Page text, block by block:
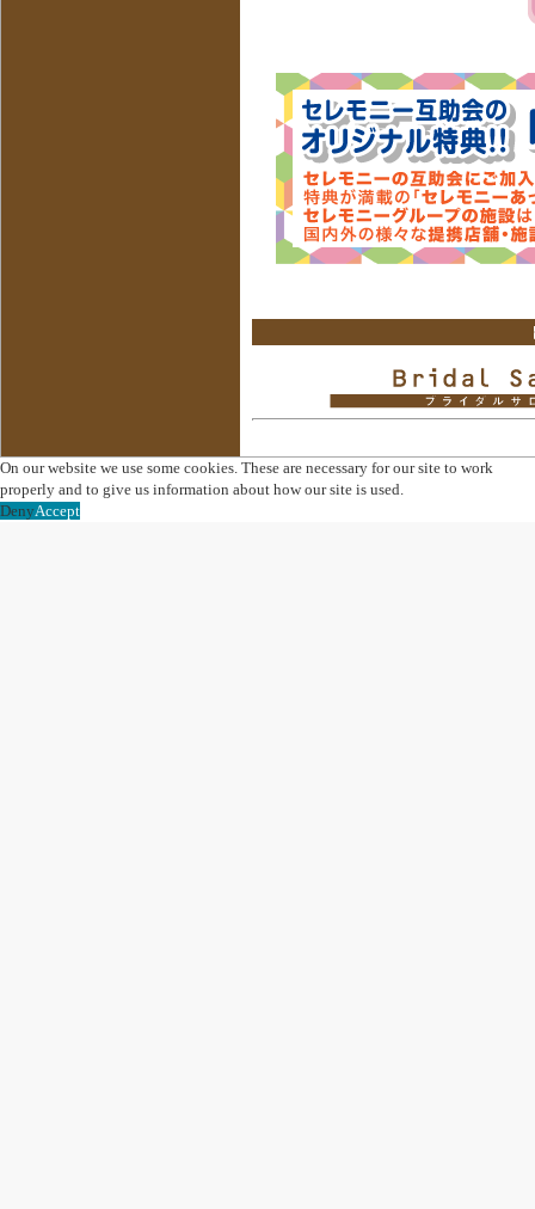
On our website we use some cookies. These are necessary for our site to work
properly and to give us information about how our site is used.
DenyAccept